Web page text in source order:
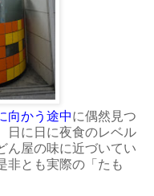
向かう途中に偶然見つ
日に日に夜食のレベル
ん屋の味に近づいてい
非とも実際の「たも